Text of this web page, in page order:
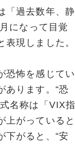
「過去数年、静
になって目覚
現しました。
恐怖を感じてい
あります。“恐
名称は「VIX
上がっていると
下がると、“安